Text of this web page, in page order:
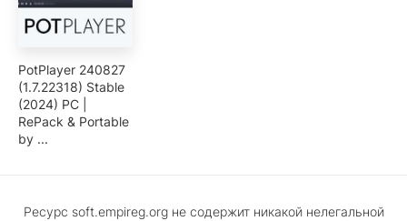
PotPlayer 240827
(1.7.22318) Stable
(2024) PC |
RePack & Portable
by ...
Ресурс soft.empireg.org не содержит никакой нелегальной